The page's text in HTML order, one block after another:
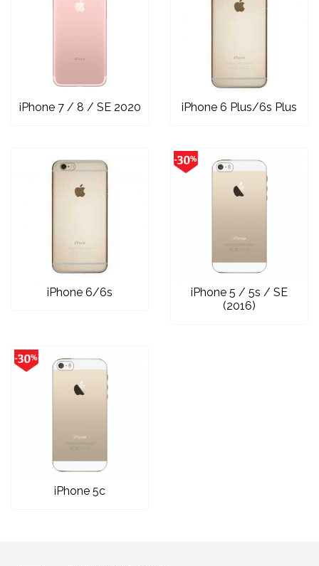
iPhone 7 / 8 / SE 2020 iPhone 6 Plus/6s Plus
iPhone 6/6s
iPhone 5 / 5s / SE
(2016)
iPhone 5c